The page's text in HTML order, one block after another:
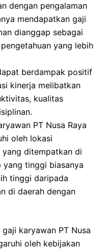
dengan pengalaman
mendapatkan gaji
dianggap sebagai
yang lebih
berdampak positif
kinerja melibatkan
kualitas
PT Nusa Raya
oleh lokasi
yang ditempatkan di
yang tinggi biasanya
tinggi daripada
di daerah dengan
karyawan PT Nusa
oleh kebijakan